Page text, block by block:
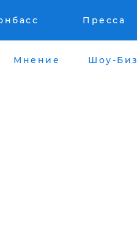
Пресса
Мнение Шоу-Биз